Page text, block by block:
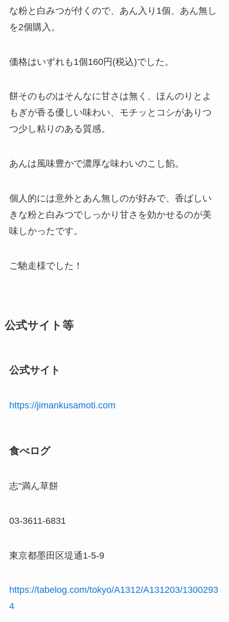
な粉と白みつが付くので、あん入り1個、あん無し
を2個購入。
価格はいずれも1個160円(税込)でした。
餅そのものはそんなに甘さは無く、ほんのりとよ
もぎが香る優しい味わい、モチッとコシがありつ
つ少し粘りのある質感。
あんは風味豊かで濃厚な味わいのこし餡。
個人的には意外とあん無しのが好みで、香ばしい
きな粉と白みつでしっかり甘さを効かせるのが美
味しかったです。
ご馳走様でした！
公式サイト等
公式サイト
https://jimankusamoti.com
食べログ
志”満ん草餅
03-3611-6831
東京都墨田区堤通1-5-9
https://tabelog.com/tokyo/A1312/A131203/1300293
4